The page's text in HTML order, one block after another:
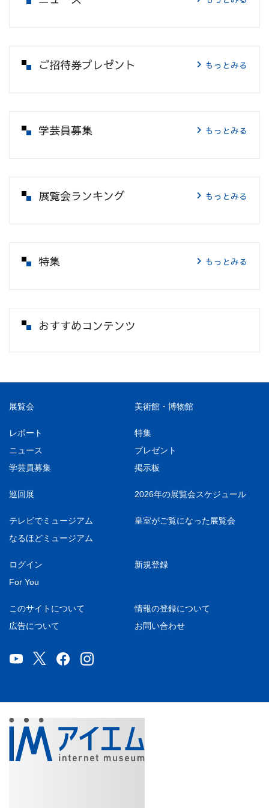
ご招待券プレゼント もっとみる
学芸員募集 もっとみる
展覧会ランキング もっとみる
特集 もっとみる
おすすめコンテンツ
展覧会 美術館・博物館
レポート
特集
ニュース
プレゼント
学芸員募集
掲示板
巡回展 2026年の展覧会スケジュール
テレビでミュージアム
皇室がご覧になった展覧会
なるほどミュージアム
ログイン
新規登録
For You
このサイトについて
情報の登録について
広告について
お問い合わせ